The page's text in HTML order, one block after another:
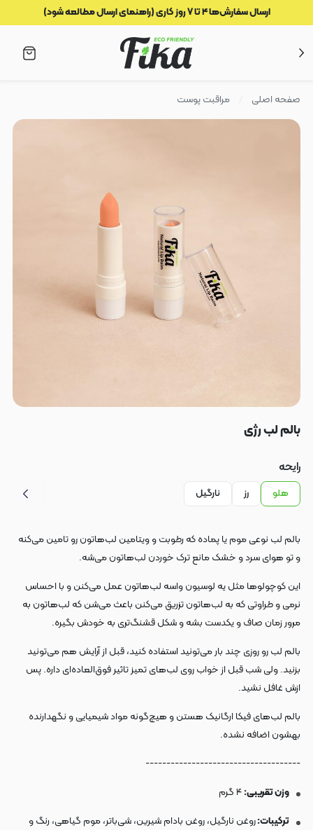
ارسال سفارش‌ها ۴ تا ۷ روز کاری (راهنمای ارسال مطالعه شود)
صفحه اصلی مراقبت پوست
بالم لب رژی
رایحه
هلو رز نارگیل
بالم لب نوعی موم یا پماده که رطوبت و ویتامین لب‌هاتون رو تامین می‌کنه
و تو هوای سرد و خشک مانع ترک‌ خوردن لب‌هاتون می‌شه.
این کوچولوها مثل یه لوسیون واسه لب‌هاتون عمل می‌کنن و با احساس
نرمی و طراوتی که به لب‌هاتون تزریق می‌کنن باعث می‌شن که لب‌هاتون به
مرور زمان صاف و یکدست بشه و شکل قشنگ‌تری به خودش بگیره.
بالم لب رو روزی چند بار می‌تونید استفاده کنید، قبل از آرایش هم می‌تونید
بزنید. ولی شب قبل از خواب روی لب‌های تمیز تاثیر فوق‌العاده‌ای داره. پس
ازش غافل نشید.
بالم لب‌های فیکا ارگانیک هستن و هیچ‌گونه مواد شیمیایی و نگهدارنده
بهشون اضافه نشده.
-------------------------------------
وزن تقریبی:
ترکیبات:روغن نارگیل، روغن بادام شیرین، شی‌باتر، موم گیاهی، رنگ و